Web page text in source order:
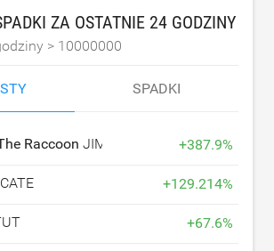
ZA OSTATNIE 24 GODZINY
> 10000000
SPADKI
Raccoon JIMOTHY +387.9%
CATE +129.214%
+67.6%